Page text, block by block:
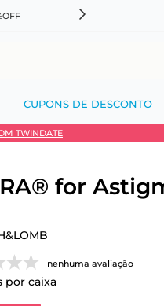
CUPONS DE DESCONTO
TWINDATE
for
nenhuma avaliação
caixa